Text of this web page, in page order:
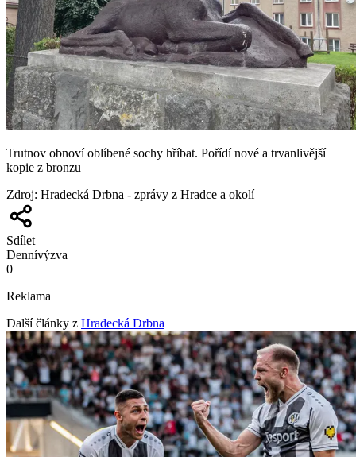
Trutnov obnoví oblíbené sochy hříbat. Pořídí nové a trvanlivější
kopie z bronzu
Zdroj: Hradecká Drbna - zprávy z Hradce a okolí
Sdílet
Dennívýzva
0
Reklama
Další články z Hradecká Drbna